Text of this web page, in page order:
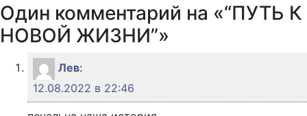
Один комментарий на «“ПУТЬ К
НОВОЙ ЖИЗНИ”»
Лев:
12.08.2022 в 22:46